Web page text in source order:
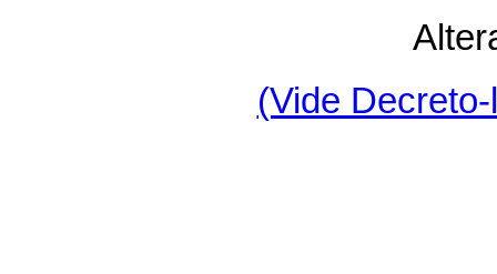
(Vide